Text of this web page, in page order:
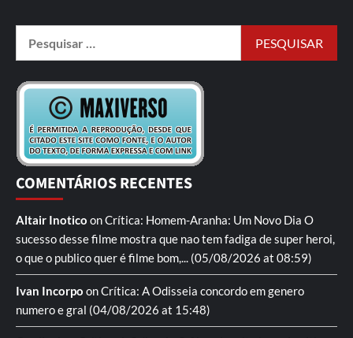
COMENTÁRIOS RECENTES
Altair Inotico onCrítica: Homem-Aranha: Um Novo Dia O
sucesso desse filme mostra que nao tem fadiga de super heroi,
o que o publico quer é filme bom,... (05/08/2026 at 08:59)
Ivan Incorpo onCrítica: A Odisseia concordo em genero
numero e gral (04/08/2026 at 15:48)